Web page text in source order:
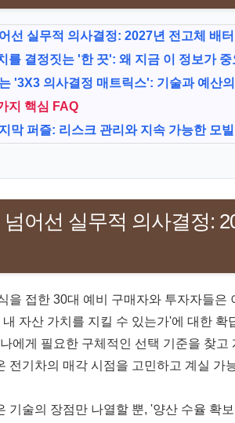
선 실무적 의사결정: 2027년 전고체 배터
를 결정짓는 '한 끗': 왜 지금 이 정보가
'3X3 의사결정 매트릭스': 기술과 예산
지 핵심 FAQ
막 퍼즐: 리스크 관리와 지속 가능한 모
어선 실무적 의사결정:
을 접한 30대 예비 구매자와 투자자들은
자산 가치를 지킬 수 있는가'에 대한 확
에게 필요한 구체적인 선택 기준을 찾고
전기차의 매각 시점을 고민하고 계실 가
기술의 장점만 나열할 뿐, '양산 수율 확